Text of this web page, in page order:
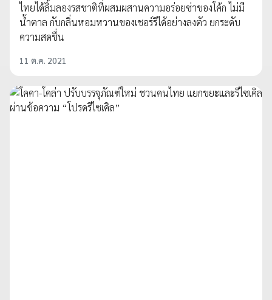
ไทยได้ลิ้มลองรสชาติที่ผสมผสานความอร่อยซ่าของโค้ก ไม่มี
น้ำตาล กับกลิ่นหอมหวานของเชอร์รีได้อย่างลงตัว ยกระดับ
ความสดชื่น
11 ต.ค. 2021